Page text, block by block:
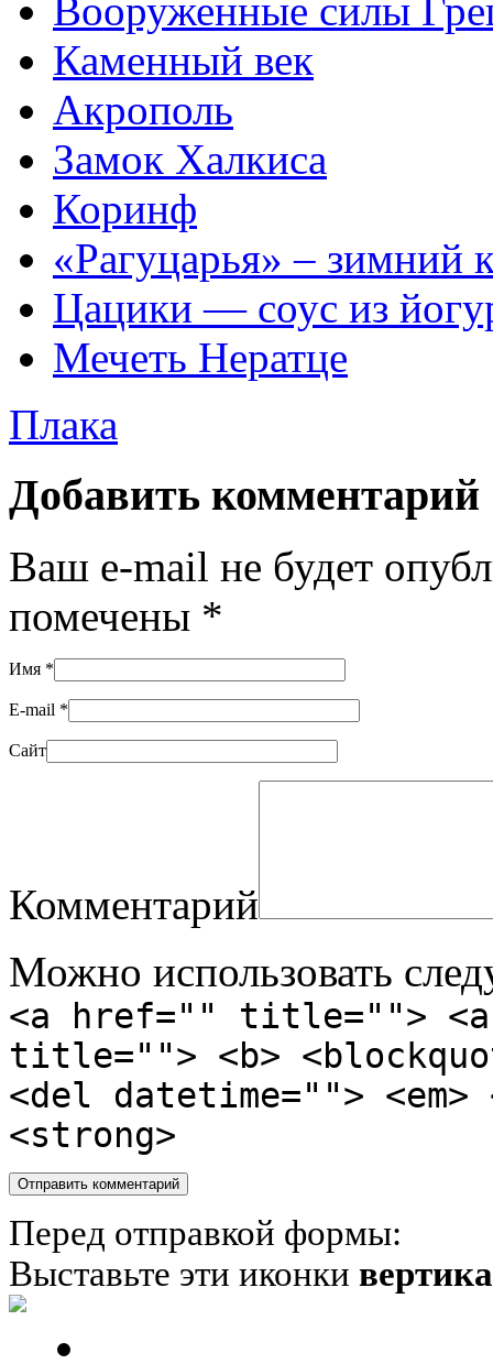
Вооруженные силы
Каменный век
Акрополь
Замок Халкиса
Коринф
«Рагуцарья» – зимний
Цацики — соус из
Мечеть Нератце
Плака
Добавить комментарий
Ваш e-mail не будет
помечены *
Имя *
E-mail *
Сайт
Комментарий
Можно использовать
<a href="" title="">
title=""> <b>
<del datetime="">
<strong>
Перед отправкой формы:
Выставьте эти иконки